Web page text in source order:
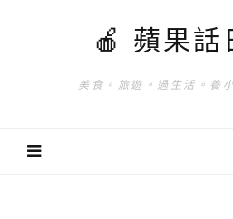
🍎 蘋果話
美食。旅遊。過生活。養